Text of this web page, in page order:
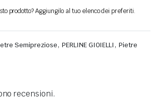
prodotto? Aggiungilo al tuo elenco dei preferiti.
Semipreziose, PERLINE GIOIELLI ,Pietre
recensioni.